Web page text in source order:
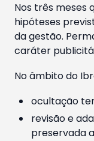
Nos três meses
hipóteses
da gestão.
caráter
No âmbito do
ocultação
revisão e
preservada